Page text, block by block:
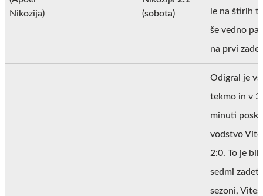
Nikozija)
(sobota)
le na štirih
še vedno pa
na prvi
Odigral je
tekmo in v
minuti
vodstvo
2:0. To je bil
sedmi
sezoni,